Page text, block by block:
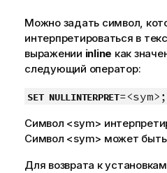
н
ф
о
р
а
и
и
Можно задать символ,
интерпретироваться в
выражении inline как
следующий оператор:
SET NULLINTERPRET=<sym>;
Символ <sym>
Символ <sym> может
Для возврата к